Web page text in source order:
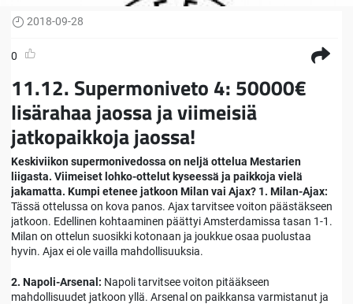
2018-09-28
0
11.12. Supermoniveto 4: 50000€
lisärahaa jaossa ja viimeisiä
jatkopaikkoja jaossa!
Keskiviikon supermonivedossa on neljä ottelua Mestarien
liigasta. Viimeiset lohko-ottelut kyseessä ja paikkoja vielä
jakamatta. Kumpi etenee jatkoon Milan vai Ajax? 1. Milan-Ajax:
Tässä ottelussa on kova panos. Ajax tarvitsee voiton päästäkseen
jatkoon. Edellinen kohtaaminen päättyi Amsterdamissa tasan 1-1.
Milan on ottelun suosikki kotonaan ja joukkue osaa puolustaa
hyvin. Ajax ei ole vailla mahdollisuuksia.
2. Napoli-Arsenal: Napoli tarvitsee voiton pitääkseen
mahdollisuudet jatkoon yllä. Arsenal on paikkansa varmistanut ja